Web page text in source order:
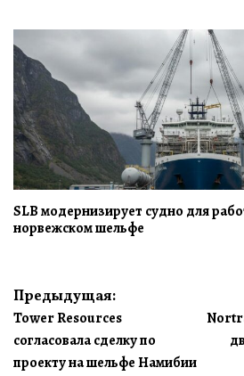
SLB модернизирует судно для
норвежском шельфе
Навигация
по
записям
Предыдущая:
Tower Resources
согласовала сделку по
проекту на шельфе Намибии